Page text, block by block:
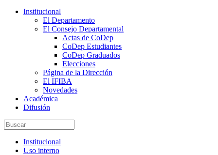
Institucional
El Departamento
El Consejo Departamental
Actas de CoDep
CoDep Estudiantes
CoDep Graduados
Elecciones
Página de la Dirección
El IFIBA
Novedades
Académica
Difusión
Institucional
Uso interno